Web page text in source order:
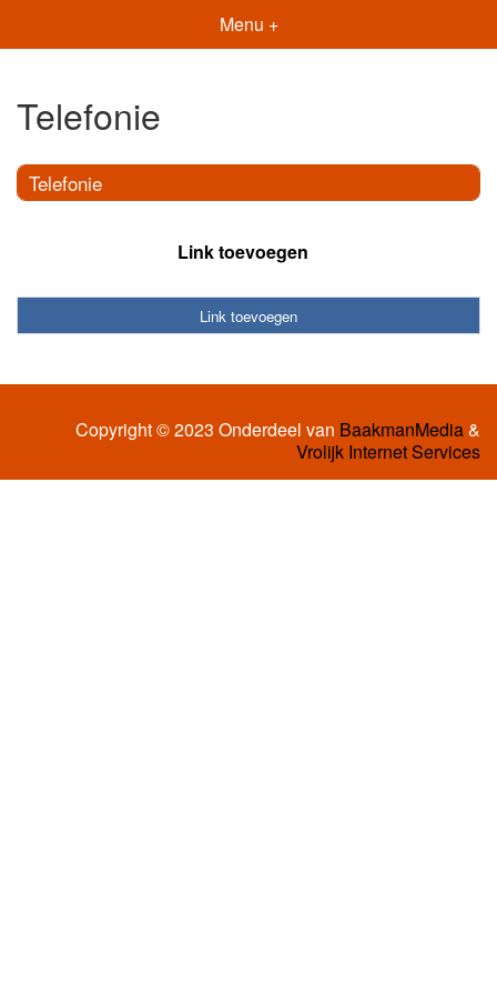
Menu +
Telefonie
Telefonie
Link toevoegen
Link toevoegen
Copyright © 2023 Onderdeel van BaakmanMedia&
Vrolijk Internet Services